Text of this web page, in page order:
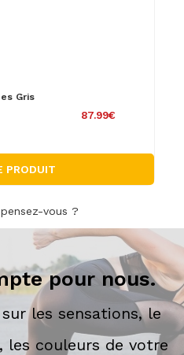
Gris
87.99€
PRODUIT
vous ?
pour nous.
les sensations, le
couleurs de votre